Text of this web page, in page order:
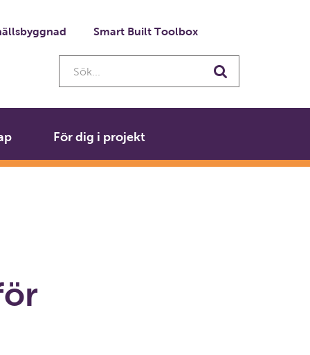
Smart Built Toolbox
Sök
För dig i projekt